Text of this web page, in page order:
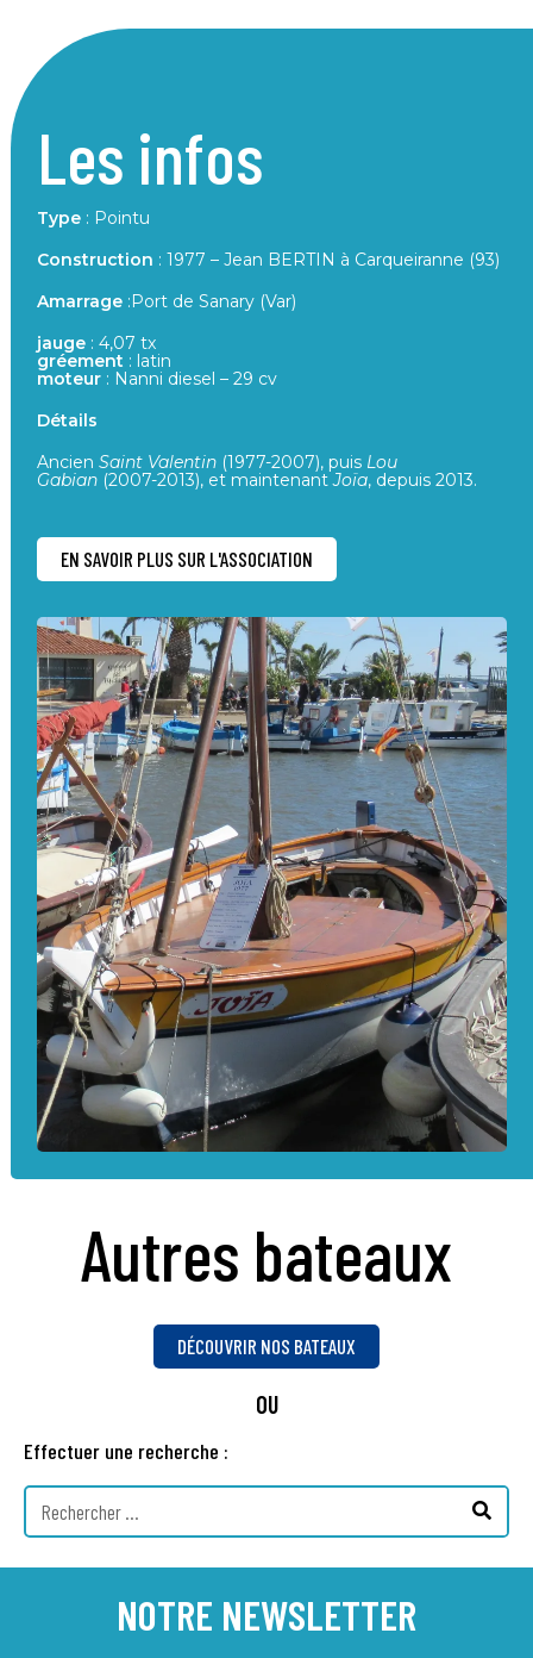
Les infos
Type : Pointu
Construction : 1977 – Jean BERTIN à Carqueiranne (93)
Amarrage :Port de Sanary (Var)
jauge : 4,07 tx
gréement : latin
moteur : Nanni diesel – 29 cv
Détails
AncienSaint Valentin (1977-2007), puis Lou
Gabian (2007-2013), et maintenantJoïa, depuis 2013.
EN SAVOIR PLUS SUR L'ASSOCIATION
Autres bateaux
DÉCOUVRIR NOS BATEAUX
OU
Effectuer une recherche :
NOTRE NEWSLETTER